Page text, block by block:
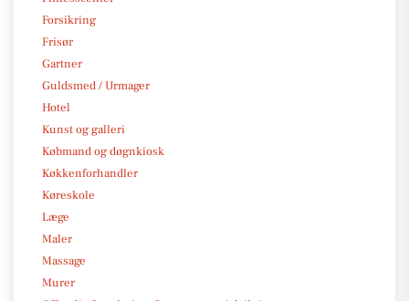
Forsikring
Frisør
Gartner
Guldsmed / Urmager
Hotel
Kunst og galleri
Købmand og døgnkiosk
Køkkenforhandler
Køreskole
Læge
Maler
Massage
Murer